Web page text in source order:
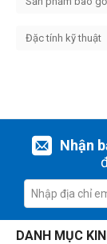
Đặc tính kỹ thuật
Nhận
DANH MỤC